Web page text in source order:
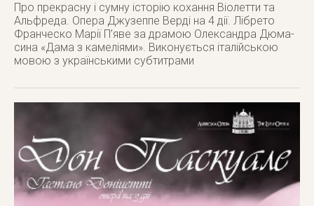
Про прекрасну і сумну історію кохання Віолетти та
Альфреда. Опера Джузеппе Верді на 4 дії. Лібрето
Франческо Марії П’яве за драмою Олександра Дюма-
сина «Дама з камеліями». Виконується італійською
мовою з українськими субтитрами